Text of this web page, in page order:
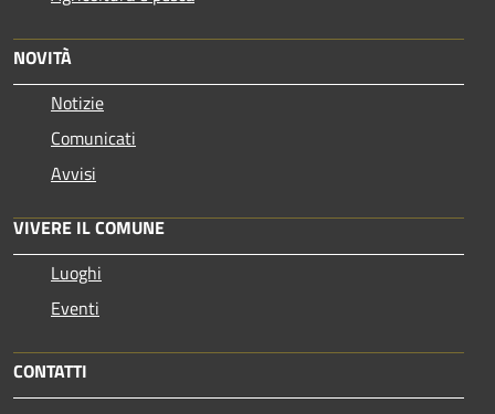
NOVITÀ
Notizie
Comunicati
Avvisi
VIVERE IL COMUNE
Luoghi
Eventi
CONTATTI